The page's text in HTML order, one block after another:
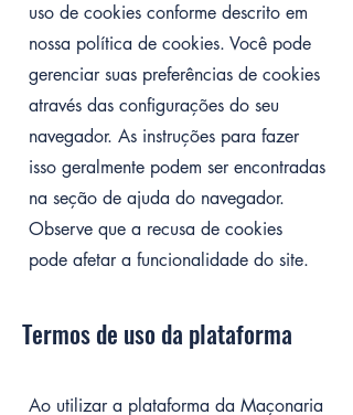
uso de cookies conforme descrito em
nossa política de cookies. Você pode
gerenciar suas preferências de cookies
através das configurações do seu
navegador. As instruções para fazer
isso geralmente podem ser encontradas
na seção de ajuda do navegador.
Observe que a recusa de cookies
pode afetar a funcionalidade do site.
Termos de uso da plataforma
Ao utilizar a plataforma da Maçonaria